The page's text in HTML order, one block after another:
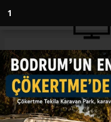
Anasayfa DÜNYA
İran, ABD
Körfez